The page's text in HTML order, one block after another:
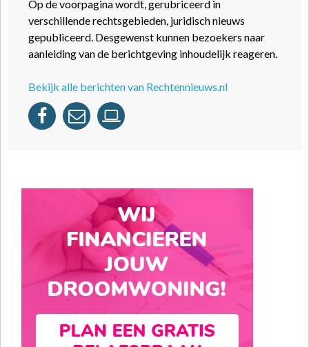
Op de voorpagina wordt, gerubriceerd in
verschillende rechtsgebieden, juridisch nieuws
gepubliceerd. Desgewenst kunnen bezoekers naar
aanleiding van de berichtgeving inhoudelijk reageren.
Bekijk alle berichten van Rechtennieuws.nl